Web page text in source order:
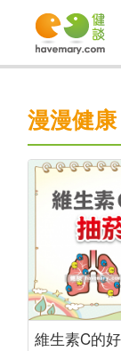
漫漫健康